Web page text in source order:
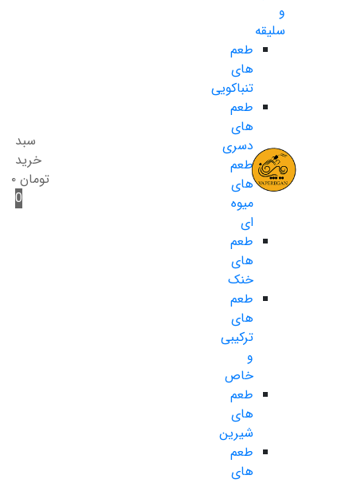
و
سلیقه
طعم
های
تنباکویی
طعم
های
دسری
طعم
های
میوه
ای
طعم
های
خنک
طعم
های
ترکیبی
و
خاص
طعم
های
شیرین
طعم
های
سبد
خرید
تومان ۰
0